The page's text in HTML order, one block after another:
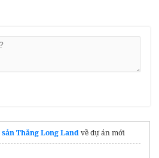
Thăng Long Landvề dự án mới